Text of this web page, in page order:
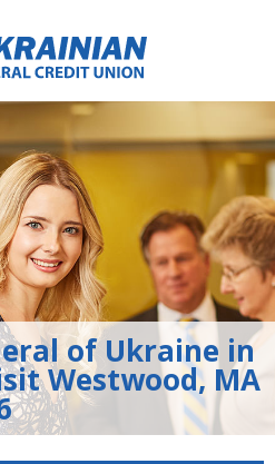
of Ukraine in
Westwood, MA